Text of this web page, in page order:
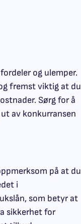
og ulemper.
fremst viktig at du
Sørg for å
av konkurransen
på at du
i
som betyr at
sikkerhet for